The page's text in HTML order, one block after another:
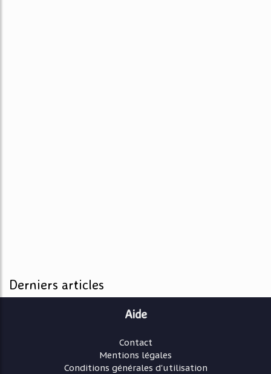
Derniers articles
Aide
Contact
Mentions légales
Conditions générales d'utilisation